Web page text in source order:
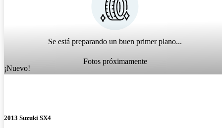
Se está preparando un buen primer plano...
Fotos próximamente
¡Nuevo!
2013 Suzuki SX4